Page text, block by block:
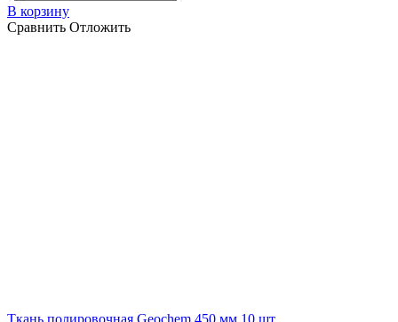
В корзину
Сравнить Отложить
Ткань полировочная Geochem 450 мм 10 шт.